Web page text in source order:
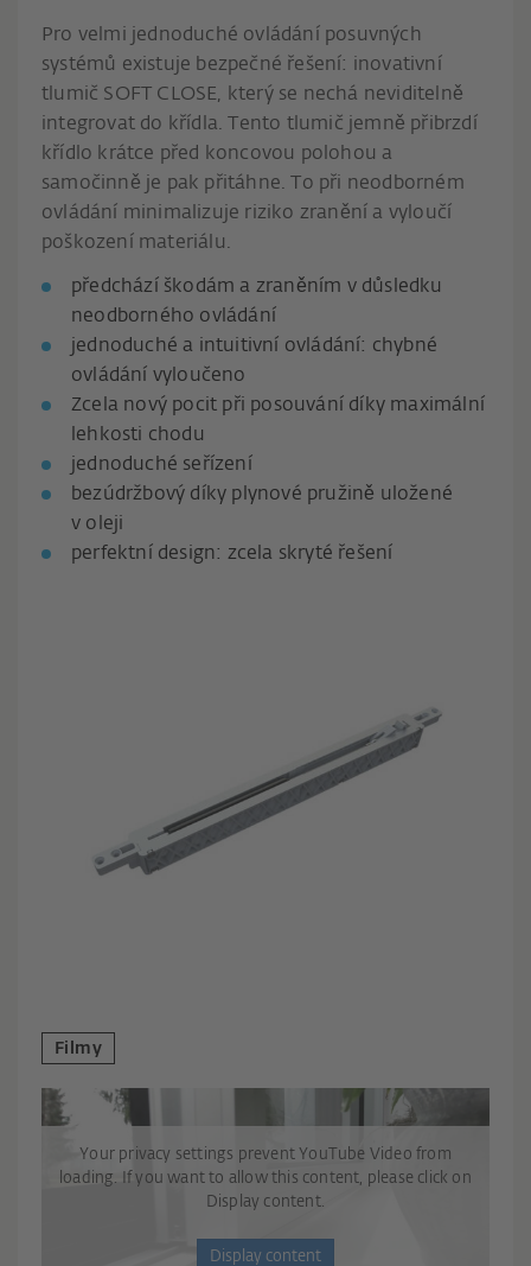
Pro velmi jednoduché ovládání posuvných
systémů existuje bezpečné řešení: inovativní
tlumič SOFT CLOSE, který se nechá neviditelně
integrovat do křídla. Tento tlumič jemně přibrzdí
křídlo krátce před koncovou polohou a
samočinně je pak přitáhne. To při neodborném
ovládání minimalizuje riziko zranění a vyloučí
poškození materiálu.
předchází škodám a zraněním v důsledku
neodborného ovládání
jednoduché a intuitivní ovládání: chybné
ovládání vyloučeno
Zcela nový pocit při posouvání díky maximální
lehkosti chodu
jednoduché seřízení
bezúdržbový díky plynové pružině uložené
v oleji
perfektní design: zcela skryté řešení
Filmy
Your privacy settings prevent YouTube Video from
loading. If you want to allow this content, please click on
Display content.
Display content